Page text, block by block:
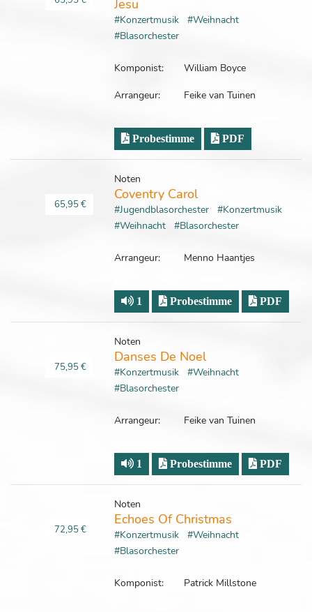
Jesu
#Konzertmusik
#Weihnacht
#Blasorchester
Komponist:
William Boyce
Arrangeur:
Feike van Tuinen
Probestimme PDF
65,95 €
Noten
Coventry Carol
#Jugendblasorchester
#Konzertmusik
#Weihnacht
#Blasorchester
Arrangeur: Menno Haantjes
1 Probestimme PDF
75,95 €
Noten
Danses De Noel
#Konzertmusik
#Weihnacht
#Blasorchester
Arrangeur: Feike van Tuinen
1 Probestimme PDF
72,95 €
Noten
Echoes Of Christmas
#Konzertmusik
#Weihnacht
#Blasorchester
Komponist: Patrick Millstone